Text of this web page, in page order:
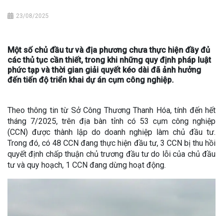
23/08/2025
Một số chủ đầu tư và địa phương chưa thực hiện đầy đủ
các thủ tục cần thiết, trong khi những quy định pháp luật
phức tạp và thời gian giải quyết kéo dài đã ảnh hưởng
đến tiến độ triển khai dự án cụm công nghiệp.
Theo thông tin từ Sở Công Thương Thanh Hóa, tính đến hết
tháng 7/2025, trên địa bàn tỉnh có 53 cụm công nghiệp
(CCN) được thành lập do doanh nghiệp làm chủ đầu tư.
Trong đó, có 48 CCN đang thực hiện đầu tư, 3 CCN bị thu hồi
quyết định chấp thuận chủ trương đầu tư do lỗi của chủ đầu
tư và quy hoạch, 1 CCN đang dừng hoạt động.